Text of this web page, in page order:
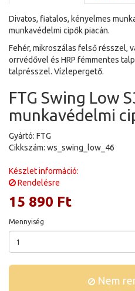
Divatos, fiatalos, kényelmes
munkavédelmi cipők piacán.
Fehér, mikroszálas felső résszel,
orrvédővel és HRP fémmentes
talprésszel. Vízlepergető.
FTG Swing Low
munkavédelmi
Gyártó: FTG
Cikkszám: ws_swing_low_46
Készlet információ:
Rendelésre
15 890 Ft
Mennyiség
Nem